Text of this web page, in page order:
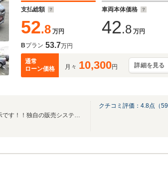
支払総額
52.8 万円
車両本体価格
42.8 万円
Bプラン 53.7万円
通常
ローン価格
月々 10,300円 詳細を見る
全車乗り出し価格総額表示です！！独自の販売システムで無駄を省き、余分な経費を削減
クチコミ評価： 4.8点（59